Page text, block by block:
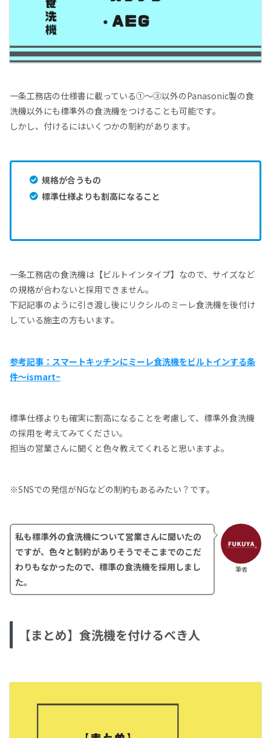
一条工務店の仕様書に載っている①～③以外のPanasonic製の食
洗機以外にも標準外の食洗機をつけることも可能です。
しかし、付けるにはいくつかの制約があります。
規格が合うもの
標準仕様よりも割高になること
一条工務店の食洗機は【ビルトインタイプ】なので、サイズなど
の規格が合わないと採用できません。
下記記事のように引き渡し後にリクシルのミーレ食洗機を後付け
している施主の方もいます。
参考記事：スマートキッチンにミーレ食洗機をビルトインする条
件～ismart~
標準仕様よりも確実に割高になることを考慮して、標準外食洗機
の採用を考えてみてください。
担当の営業さんに聞くと色々教えてくれると思いますよ。
※SNSでの発信がNGなどの制約もあるみたい？です。
筆者
私も標準外の食洗機について営業さんに聞いたの
ですが、色々と制約がありそうでそこまでのこだ
わりもなかったので、標準の食洗機を採用しまし
た。
【まとめ】食洗機を付けるべき人